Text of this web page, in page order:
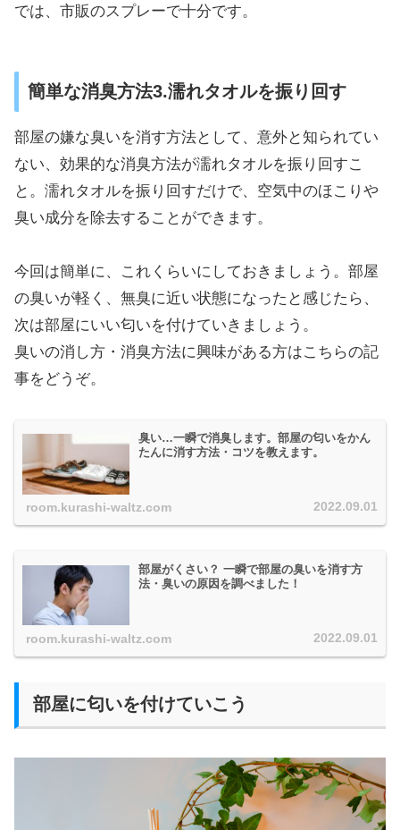
では、市販のスプレーで十分です。
簡単な消臭方法3.濡れタオルを振り回す
部屋の嫌な臭いを消す方法として、意外と知られてい
ない、効果的な消臭方法が濡れタオルを振り回すこ
と。濡れタオルを振り回すだけで、空気中のほこりや
臭い成分を除去することができます。
今回は簡単に、これくらいにしておきましょう。部屋
の臭いが軽く、無臭に近い状態になったと感じたら、
次は部屋にいい匂いを付けていきましょう。
臭いの消し方・消臭方法に興味がある方はこちらの記
事をどうぞ。
臭い…一瞬で消臭します。部屋の匂いをかん
たんに消す方法・コツを教えます。
room.kurashi-waltz.com 2022.09.01
部屋がくさい？ 一瞬で部屋の臭いを消す方
法・臭いの原因を調べました！
room.kurashi-waltz.com 2022.09.01
部屋に匂いを付けていこう